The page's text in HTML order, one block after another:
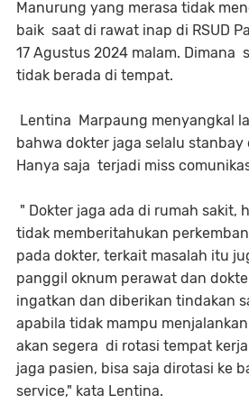
Manurung yang merasa tidak
baik saat di rawat inap di RSUD
17 Agustus 2024 malam. Dimana
tidak berada di tempat.
Lentina Marpaung menyangkal
bahwa dokter jaga selalu stanbay
Hanya saja terjadi miss
" Dokter jaga ada di rumah sakit,
tidak memberitahukan
pada dokter, terkait masalah itu
panggil oknum perawat dan
ingatkan dan diberikan tindakan
apabila tidak mampu
akan segera di rotasi tempat
jaga pasien, bisa saja dirotasi ke
service," kata Lentina.